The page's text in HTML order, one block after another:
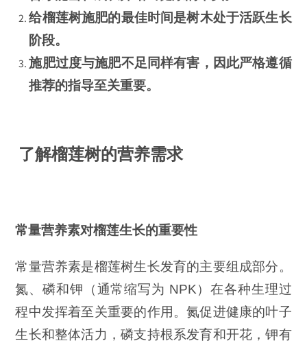
给榴莲树施肥的最佳时间是树木处于活跃生长
阶段。
施肥过度与施肥不足同样有害，因此严格遵循
推荐的指导至关重要。
了解榴莲树的营养需求
常量营养素对榴莲生长的重要性
常量营养素是榴莲树生长发育的主要组成部分。
氮、磷和钾（通常缩写为 NPK）在各种生理过
程中发挥着至关重要的作用。氮促进健康的叶子
生长和整体活力，磷支持根系发育和开花，钾有